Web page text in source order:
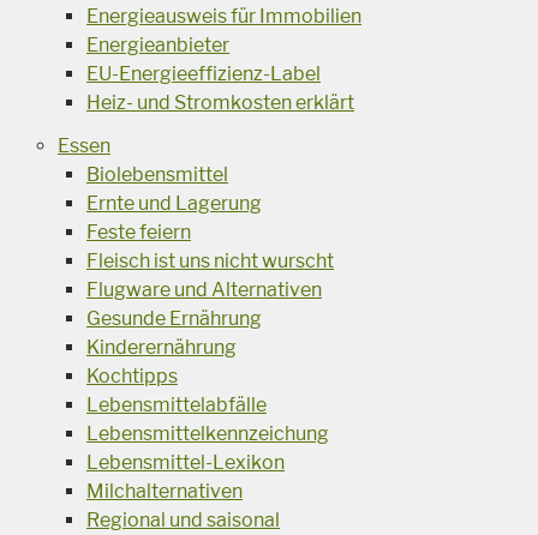
Energieausweis für Immobilien
Energieanbieter
EU-Energieeffizienz-Label
Heiz- und Stromkosten erklärt
Essen
Biolebensmittel
Ernte und Lagerung
Feste feiern
Fleisch ist uns nicht wurscht
Flugware und Alternativen
Gesunde Ernährung
Kinderernährung
Kochtipps
Lebensmittelabfälle
Lebensmittelkennzeichung
Lebensmittel-Lexikon
Milchalternativen
Regional und saisonal